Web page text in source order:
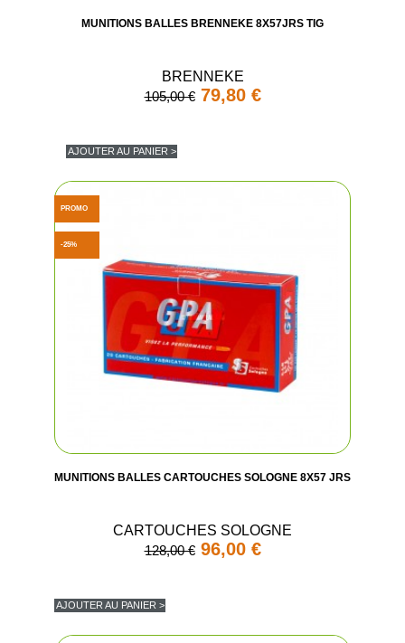
MUNITIONS BALLES BRENNEKE 8X57JRS TIG
BRENNEKE
105,00 € 79,80 €
AJOUTER AU PANIER >
MUNITIONS BALLES CARTOUCHES SOLOGNE 8X57 JRS
CARTOUCHES SOLOGNE
128,00 € 96,00 €
AJOUTER AU PANIER >
PROMO
-25%